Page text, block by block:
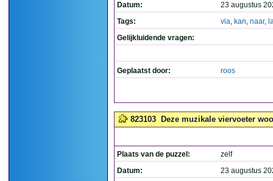
Datum:
23 augustus
Tags:
via, kan, naar,
Gelijkluidende vragen:
Geplaatst door: roos
823103 Deze muzikale viervoeter
Plaats van de puzzel:
zelf
Datum:
23 augustus